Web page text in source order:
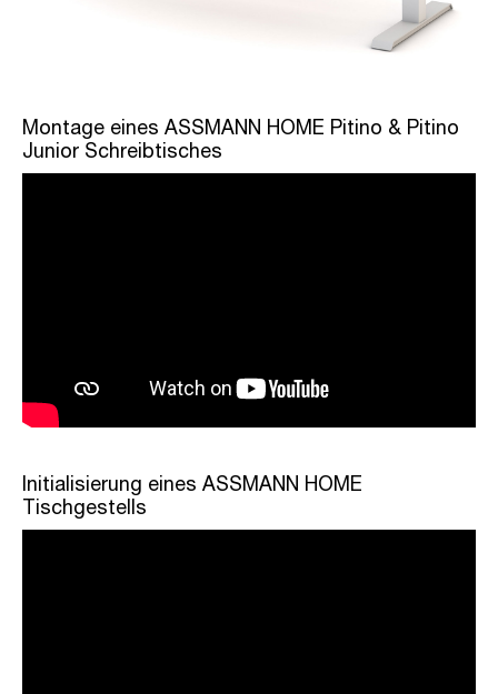
Montage eines ASSMANN HOME Pitino & Pitino
Junior Schreibtisches
Initialisierung eines ASSMANN HOME
Tischgestells